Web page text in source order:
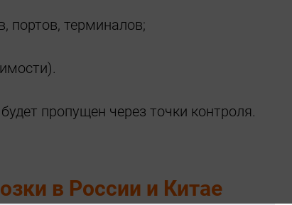
портов, терминалов;
пропущен через точки контроля.
в России и Китае